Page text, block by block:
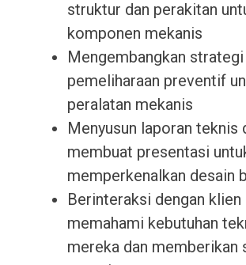
struktur dan perakitan
komponen mekanis
Mengembangkan strategi
pemeliharaan preventif
peralatan mekanis
Menyusun laporan teknis
membuat presentasi
memperkenalkan desain
Berinteraksi dengan klien
memahami kebutuhan
mereka dan memberikan